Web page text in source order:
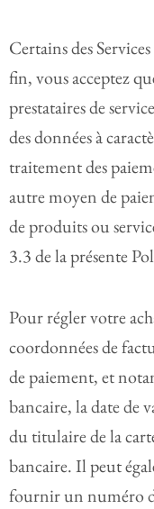
Certains des
fin, vous acceptez
prestataires de
des données à
traitement des
autre moyen de
de produits ou
3.3 de la présente
Pour régler votre
coordonnées de
de paiement, et
bancaire, la date de
du titulaire de la
bancaire. Il peut
fournir un numéro